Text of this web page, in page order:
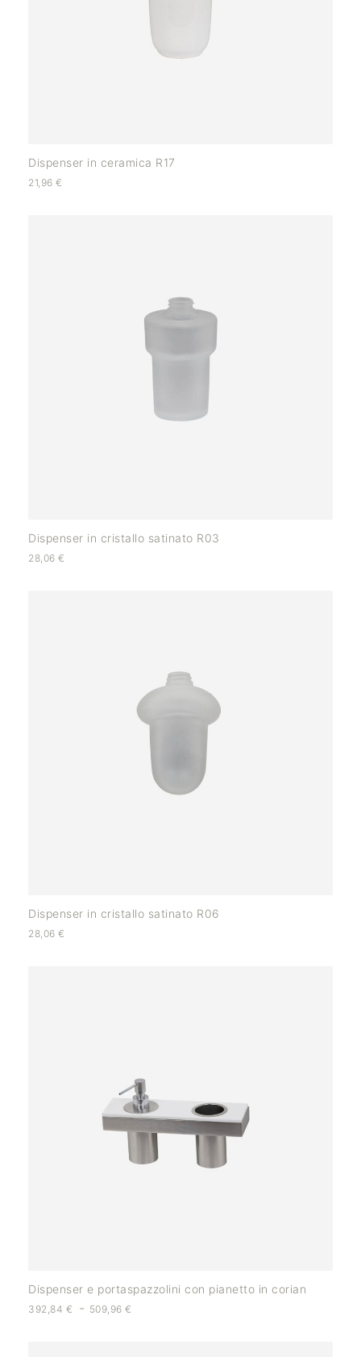
Dispenser in ceramica R17
21,96 €
Dispenser in cristallo satinato R03
28,06 €
Dispenser in cristallo satinato R06
28,06 €
Dispenser e portaspazzolini con pianetto in corian
392,84 € - 509,96€